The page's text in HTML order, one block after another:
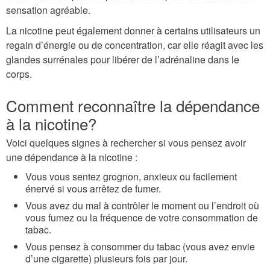
sensation agréable.
La nicotine peut également donner à certains utilisateurs un
regain d’énergie ou de concentration, car elle réagit avec les
glandes surrénales pour libérer de l’adrénaline dans le
corps.
Comment reconnaître la dépendance
à la nicotine?
Voici quelques signes à rechercher si vous pensez avoir
une dépendance à la nicotine :
Vous vous sentez grognon, anxieux ou facilement
énervé si vous arrêtez de fumer.
Vous avez du mal à contrôler le moment ou l’endroit où
vous fumez ou la fréquence de votre consommation de
tabac.
Vous pensez à consommer du tabac (vous avez envie
d’une cigarette) plusieurs fois par jour.